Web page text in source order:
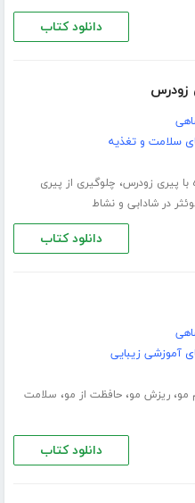
دانلود کتاب
زودرس
سلامت و تغذیه
با پیری زودرس، چلوگیری از پیری
در شادابی و نشاط
دانلود کتاب
آموزشی زیبایی
مو،ریزش مو،حافظت از مو، سلامت
دانلود کتاب